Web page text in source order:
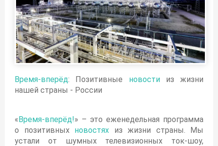
Теперь не секрет. В России готовится большое обновление власти
Превзойти СССР. У России есть шанс сделать невероятное
План «подрезать крылья России» полностью провалился
В России началась 2-ая пятилетка импортозамещения. А что с первой?
В России начали выпуск планшетов. Это только начало
На что Россия тратит нефтедоллары. Утверждены проекты
Россия резко меняет курс развития. Кому выгодно?
У России появился шанс изменить всё
Время-вперёд: Позитивные новостииз жизни
нашей страны - России
«Время-вперёд!» – это еженедельная программа
о позитивных новостях из жизни страны. Мы
устали от шумных телевизионных ток-шоу,